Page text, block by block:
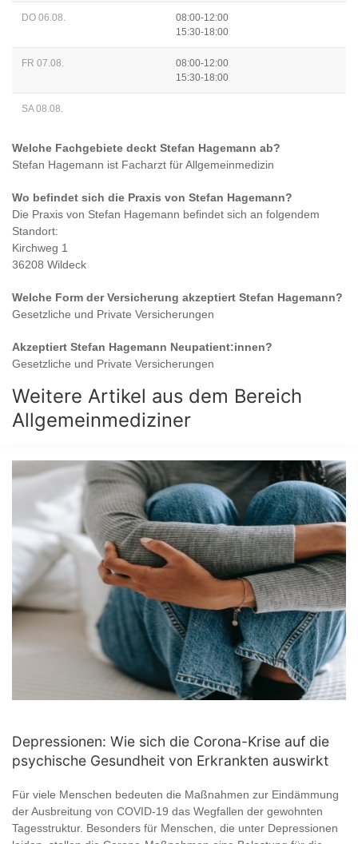
DO 06.08.
08:00-12:00
15:30-18:00
FR 07.08.
08:00-12:00
15:30-18:00
SA 08.08.
Welche Fachgebiete deckt Stefan Hagemann ab?
Stefan Hagemann ist Facharzt für Allgemeinmedizin
Wo befindet sich die Praxis von Stefan Hagemann?
Die Praxis von Stefan Hagemann befindet sich an folgendem
Standort:
Kirchweg 1
36208 Wildeck
Welche Form der Versicherung akzeptiert Stefan Hagemann?
Gesetzliche und Private Versicherungen
Akzeptiert Stefan Hagemann Neupatient:innen?
Gesetzliche und Private Versicherungen
Weitere Artikel aus dem Bereich
Allgemeinmediziner
Depressionen: Wie sich die Corona-Krise auf die
psychische Gesundheit von Erkrankten auswirkt
Für viele Menschen bedeuten die Maßnahmen zur Eindämmung
der Ausbreitung von COVID-19 das Wegfallen der gewohnten
Tagesstruktur. Besonders für Menschen, die unter Depressionen